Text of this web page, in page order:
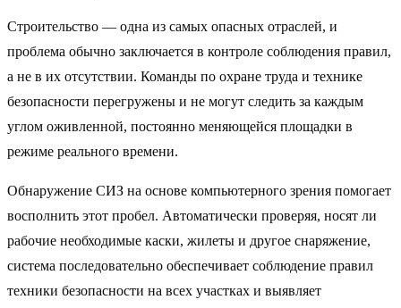
Строительство — одна из самых опасных отраслей, и
проблема обычно заключается в контроле соблюдения правил,
а не в их отсутствии. Команды по охране труда и технике
безопасности перегружены и не могут следить за каждым
углом оживленной, постоянно меняющейся площадки в
режиме реального времени.
Обнаружение СИЗ на основе компьютерного зрения помогает
восполнить этот пробел. Автоматически проверяя, носят ли
рабочие необходимые каски, жилеты и другое снаряжение,
система последовательно обеспечивает соблюдение правил
техники безопасности на всех участках и выявляет